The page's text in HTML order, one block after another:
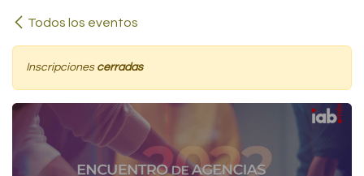
Todos los eventos
Inscripciones cerradas